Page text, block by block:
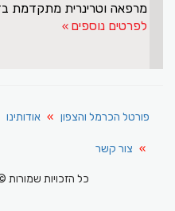
מרפאה וטרינרית מתקדמת
לפרטים נוספים
פורטל הכרמל והצפון אודותינו
צור קשר
כל הזכויות שמורות ©